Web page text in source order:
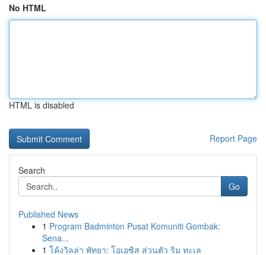
No HTML
HTML is disabled
Report Page
Search
Go
Published News
1 Program Badminton Pusat Komuniti Gombak:
Sena...
1 โค้งวิลล่า พัทยา: โอเอซิส ส่วนตัว ริม ทะเล